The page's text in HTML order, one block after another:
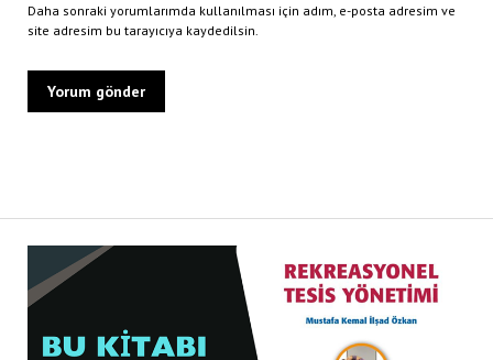
Daha sonraki yorumlarımda kullanılması için adım, e-posta adresim ve
site adresim bu tarayıcıya kaydedilsin.